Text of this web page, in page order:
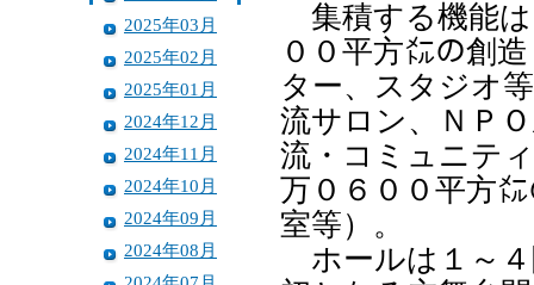
2025年03月
2025年02月
2025年01月
2024年12月
2024年11月
2024年10月
2024年09月
2024年08月
集積する機能は
００平方㍍の創
ター、スタジオ
流サロン、ＮＰ
流・コミュニテ
万０６００平方
室等）。
ホールは１～４